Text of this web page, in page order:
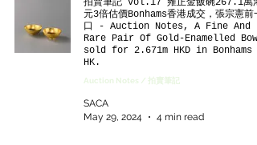
拍賣筆記 vol.17 雍正金飯碗267.1萬港
元3倍估價Bonhams香港成交，張宗憲前一
口 - Auction Notes, A Fine And
Rare Pair Of Gold-Enamelled Bowl
sold for 2.671m HKD in Bonhams
HK.
Auction Notes / 拍賣筆記
SACA
May 29, 2024
4 min read